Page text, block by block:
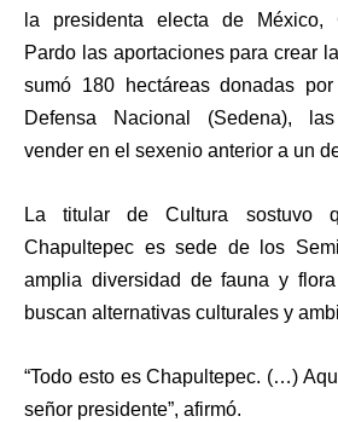
la presidenta electa de México,
Pardo las aportaciones para crear
sumó 180 hectáreas donadas
Defensa Nacional (Sedena),
vender en el sexenio anterior a un
La titular de Cultura sostuvo
Chapultepec es sede de los
amplia diversidad de fauna y
buscan alternativas culturales y
“Todo esto es Chapultepec. (…)
señor presidente”, afirmó.